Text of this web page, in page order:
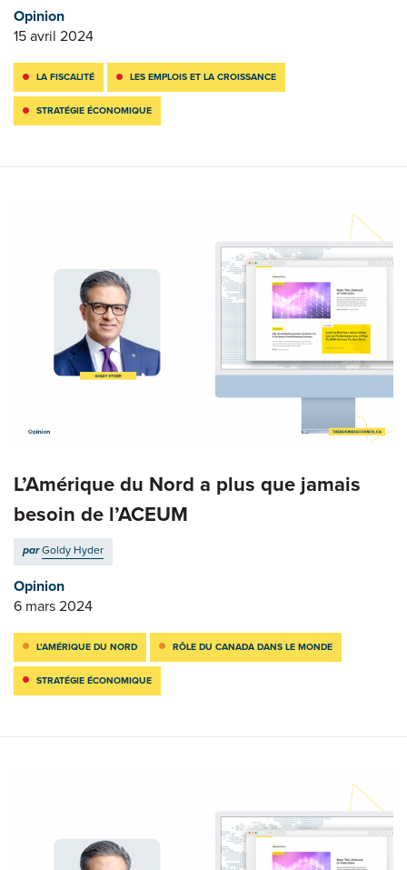
Opinion
15 avril 2024
LA FISCALITÉ LES EMPLOIS ET LA CROISSANCE
STRATÉGIE ÉCONOMIQUE
L’Amérique du Nord a plus que jamais
besoin de l’ACEUM
parGoldy Hyder
Opinion
6 mars 2024
L’AMÉRIQUE DU NORD RÔLE DU CANADA DANS LE MONDE
STRATÉGIE ÉCONOMIQUE